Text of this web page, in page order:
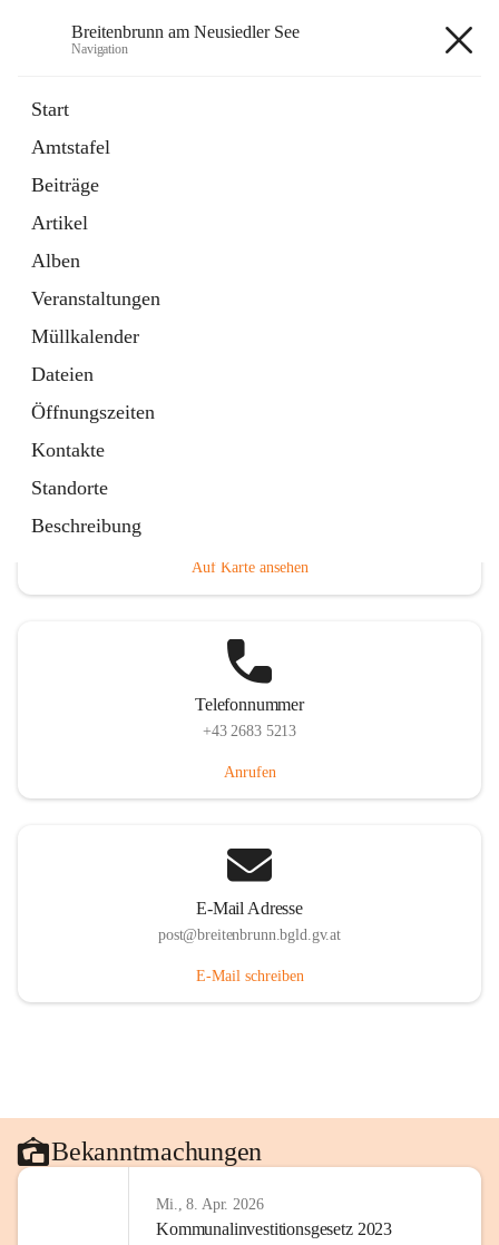
Breitenbrunn am Neusiedler See
Navigation
Start
Amtstafel
Beiträge
Artikel
Alben
Veranstaltungen
Müllkalender
Dateien
Öffnungszeiten
Kontakte
Standorte
Beschreibung
18 Schnellzugriffe
Gemeindeservice
Auf Karte ansehen
Telefonnummer
+43 2683 5213
Anrufen
E-Mail Adresse
post@breitenbrunn.bgld.gv.at
E-Mail schreiben
Bekanntmachungen
Mi., 8. Apr. 2026
Kommunalinvestitionsgesetz 2023